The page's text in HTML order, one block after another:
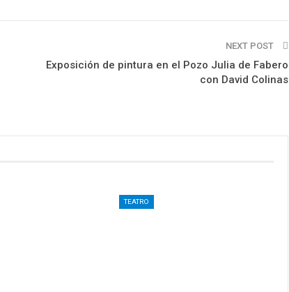
NEXT POST
Exposición de pintura en el Pozo Julia de Fabero
con David Colinas
TEATRO